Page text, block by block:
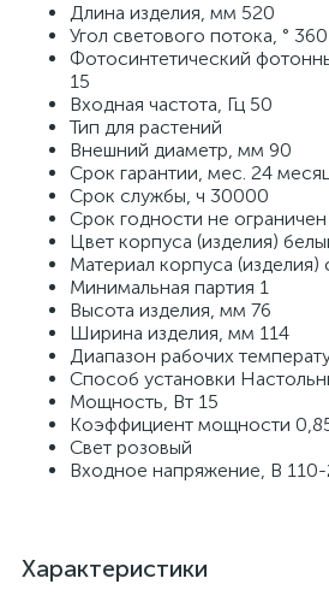
Длина изделия, мм 520
Угол светового потока, ° 360
Фотосинтетический
15
Входная частота, Гц 50
Тип для растений
Внешний диаметр, мм 90
Срок гарантии, мес. 24
Срок службы, ч 30000
Срок годности не ограничен
Цвет корпуса (изделия)
Материал корпуса (изделия)
Минимальная партия 1
Высота изделия, мм 76
Ширина изделия, мм 114
Диапазон рабочих
Способ установки
Мощность, Вт 15
Коэффициент мощности
Свет розовый
Входное напряжение, В
Характеристики